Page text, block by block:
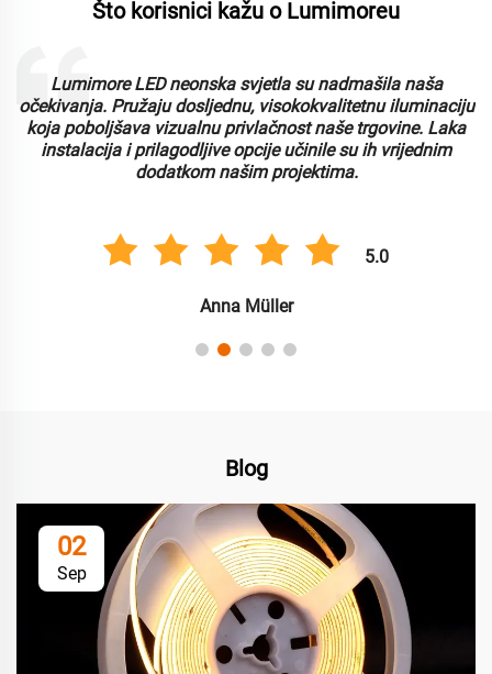
Što korisnici kažu o Lumimoreu
Lumimore LED neonska svjetla su nadmašila naša
očekivanja. Pružaju dosljednu, visokokvalitetnu iluminaciju
koja poboljšava vizualnu privlačnost naše trgovine. Laka
instalacija i prilagodljive opcije učinile su ih vrijednim
dodatkom našim projektima.
5.0
Anna Müller
Blog
02
Sep